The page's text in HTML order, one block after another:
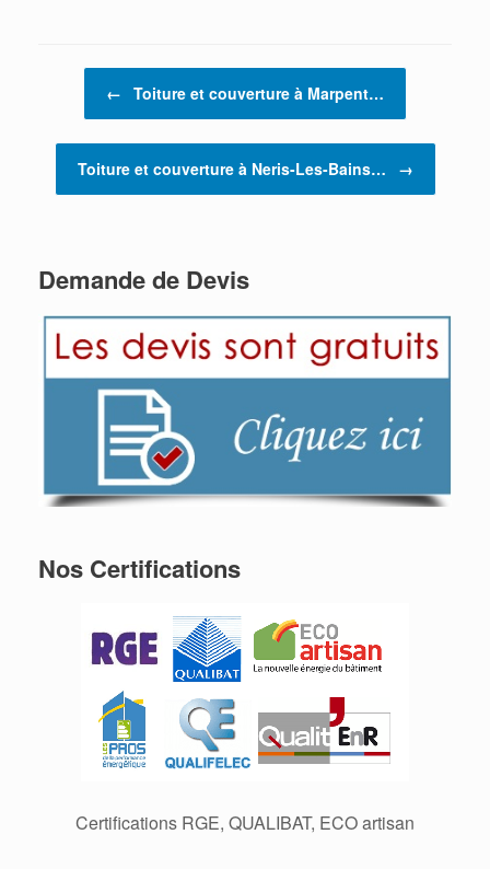
Post navigation
← Toiture et couverture à Marpent…
Toiture et couverture à Neris-Les-Bains… →
Demande de Devis
Nos Certifications
Certifications RGE, QUALIBAT, ECO artisan